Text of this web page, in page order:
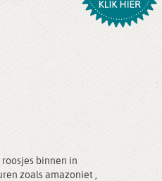
binnen in
zoals amazoniet ,